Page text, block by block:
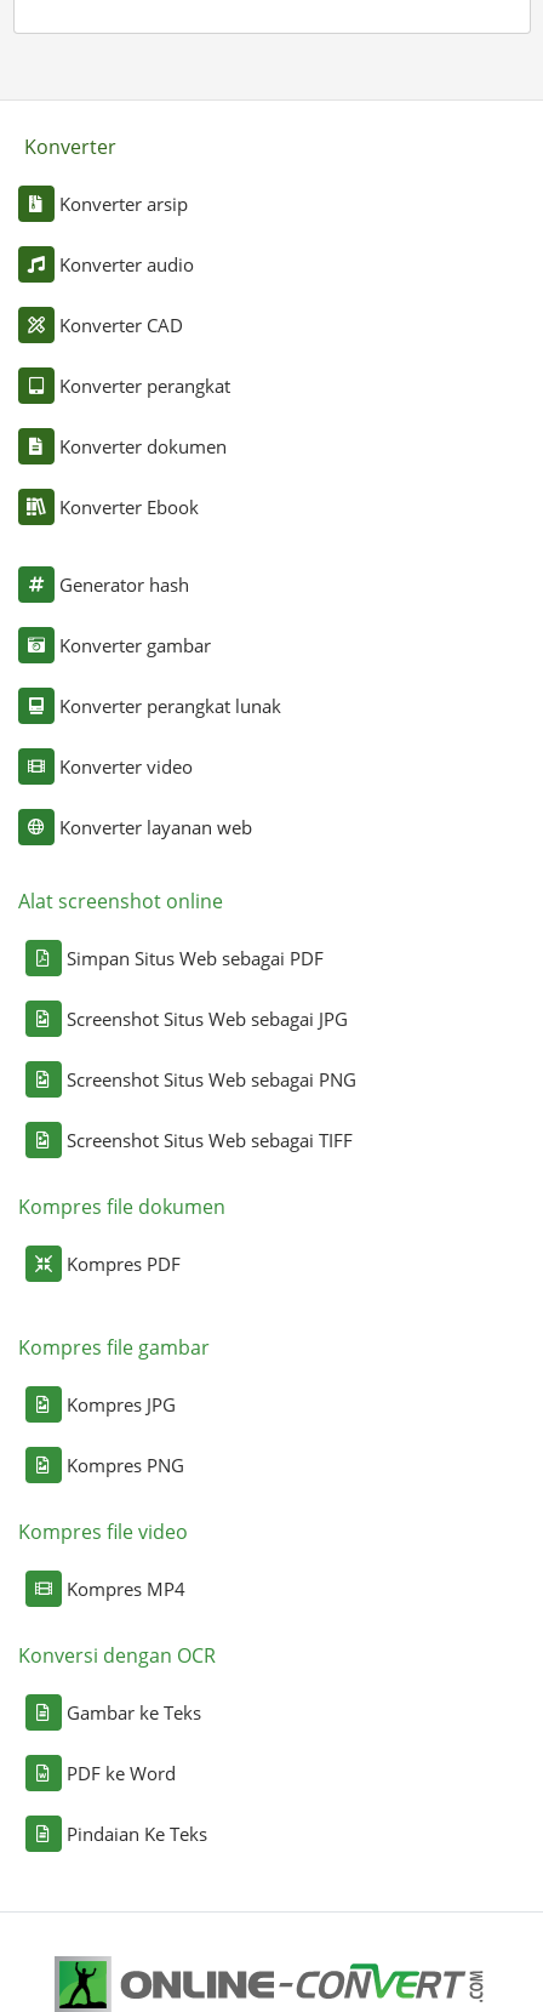
Konverter
Konverter arsip
Konverter audio
Konverter CAD
Konverter perangkat
Konverter dokumen
Konverter Ebook
Generator hash
Konverter gambar
Konverter perangkat lunak
Konverter video
Konverter layanan web
Alat screenshot online
Simpan Situs Web sebagai PDF
Screenshot Situs Web sebagai JPG
Screenshot Situs Web sebagai PNG
Screenshot Situs Web sebagai TIFF
Kompres file dokumen
Kompres PDF
Kompres file gambar
Kompres JPG
Kompres PNG
Kompres file video
Kompres MP4
Konversi dengan OCR
Gambar ke Teks
PDF ke Word
Pindaian Ke Teks